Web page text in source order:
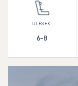
6-8